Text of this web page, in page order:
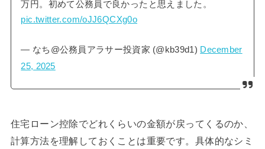
万円。初めて公務員で良かったと思えました。
pic.twitter.com/oJJ6QCXg0o
— なち@公務員アラサー投資家 (@kb39d1) December
25, 2025
住宅ローン控除でどれくらいの金額が戻ってくるのか、
計算方法を理解しておくことは重要です。具体的なシミ